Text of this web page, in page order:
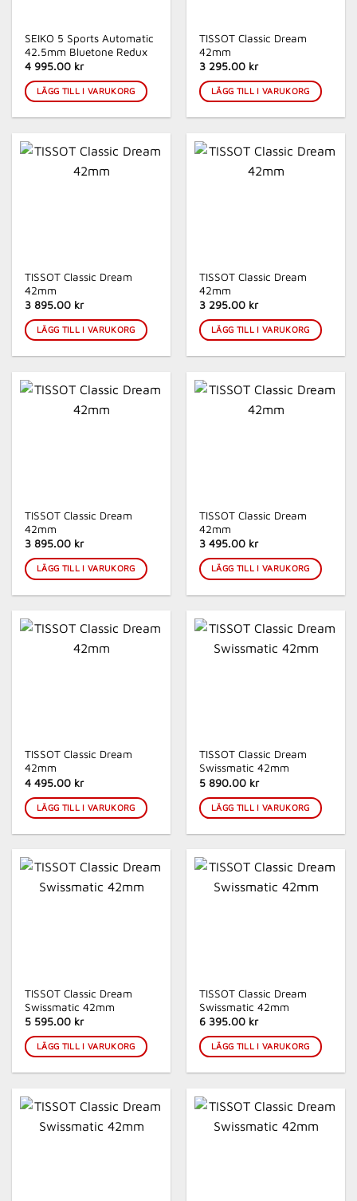
SEIKO 5 Sports Automatic
42.5mm Bluetone Redux
4 995.00 kr
LÄGG TILL I VARUKORG
TISSOT Classic Dream
42mm
3 295.00 kr
LÄGG TILL I VARUKORG
TISSOT Classic Dream
42mm
3 895.00 kr
LÄGG TILL I VARUKORG
TISSOT Classic Dream
42mm
3 295.00 kr
LÄGG TILL I VARUKORG
TISSOT Classic Dream
42mm
3 895.00 kr
LÄGG TILL I VARUKORG
TISSOT Classic Dream
42mm
3 495.00 kr
LÄGG TILL I VARUKORG
TISSOT Classic Dream
42mm
4 495.00 kr
LÄGG TILL I VARUKORG
TISSOT Classic Dream
Swissmatic 42mm
5 890.00 kr
LÄGG TILL I VARUKORG
TISSOT Classic Dream
Swissmatic 42mm
5 595.00 kr
LÄGG TILL I VARUKORG
TISSOT Classic Dream
Swissmatic 42mm
6 395.00 kr
LÄGG TILL I VARUKORG